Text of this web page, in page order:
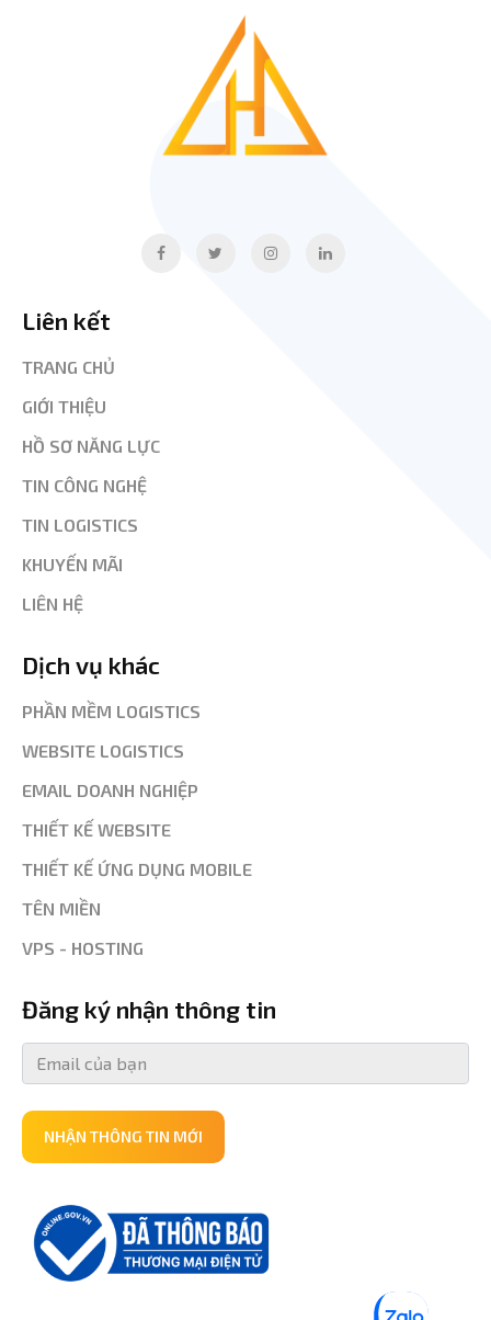
Liên kết
TRANG CHỦ
GIỚI THIỆU
HỒ SƠ NĂNG LỰC
TIN CÔNG NGHỆ
TIN LOGISTICS
KHUYẾN MÃI
LIÊN HỆ
Dịch vụ khác
PHẦN MỀM LOGISTICS
WEBSITE LOGISTICS
EMAIL DOANH NGHIỆP
THIẾT KẾ WEBSITE
THIẾT KẾ ỨNG DỤNG MOBILE
TÊN MIỀN
VPS - HOSTING
Đăng ký nhận thông tin
NHẬN THÔNG TIN MỚI